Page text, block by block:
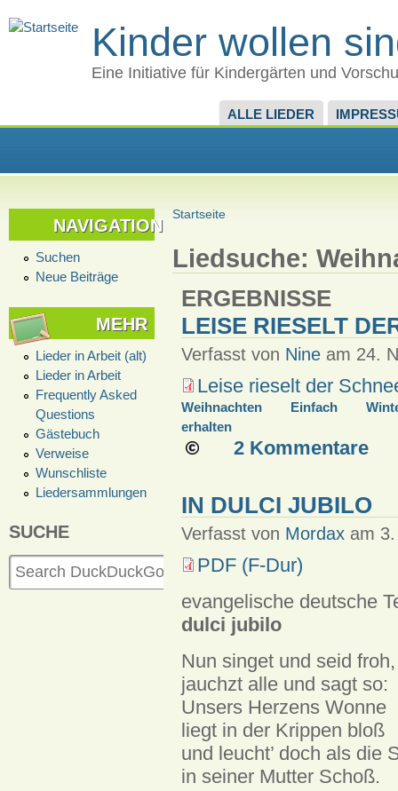
Kinder wollen
Eine Initiative für Kindergärten und
ALLE LIEDER
NAVIGATION
Suchen
Neue Beiträge
MEHR
Lieder in Arbeit (alt)
Lieder in Arbeit
Frequently Asked
Questions
Gästebuch
Verweise
Wunschliste
Liedersammlungen
SUCHE
Startseite
Liedsuche:
ERGEBNISSE
LEISE RIESELT
Verfasst von Nineam 24.
Leise rieselt der
Weihnachten Einfach
erhalten
2 Kommentare
IN DULCI JUBILO
Verfasst von Mordaxam 3.
PDF (F-Dur)
evangelische deutsche
dulci jubilo
Nun singet und seid froh,
jauchzt alle und sagt so:
Unsers Herzens Wonne
liegt in der Krippen bloß
und leucht’ doch als die
in seiner Mutter Schoß.